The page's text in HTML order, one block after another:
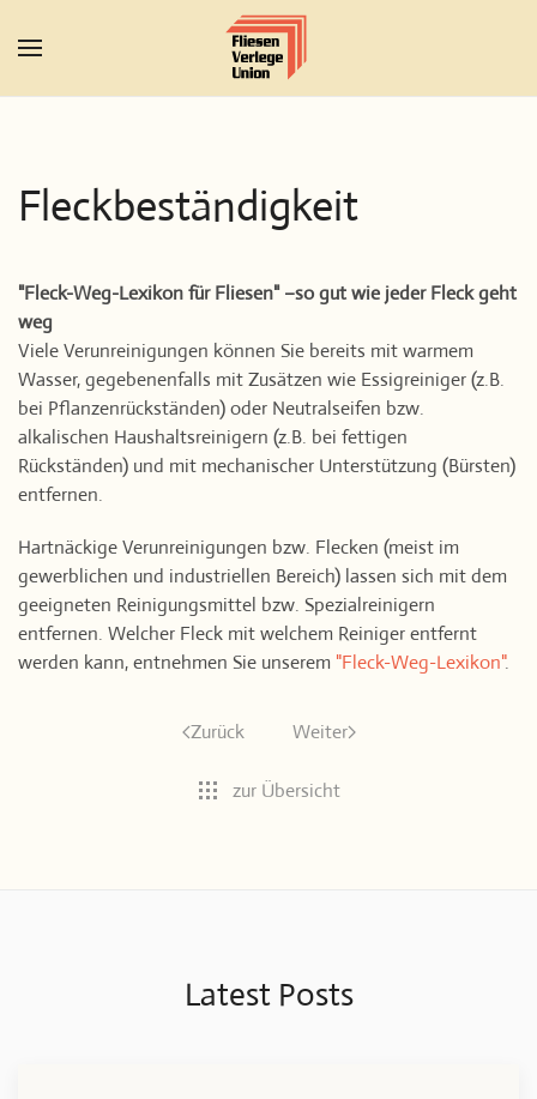
Zum Hauptinhalt springen
Fleckbeständigkeit
"Fleck-Weg-Lexikon für Fliesen" –so gut wie jeder Fleck geht
weg
Viele Verunreinigungen können Sie bereits mit warmem
Wasser, gegebenenfalls mit Zusätzen wie Essigreiniger (z.B.
bei Pflanzenrückständen) oder Neutralseifen bzw.
alkalischen Haushaltsreinigern (z.B. bei fettigen
Rückständen) und mit mechanischer Unterstützung (Bürsten)
entfernen.
Hartnäckige Verunreinigungen bzw. Flecken (meist im
gewerblichen und industriellen Bereich) lassen sich mit dem
geeigneten Reinigungsmittel bzw. Spezialreinigern
entfernen. Welcher Fleck mit welchem Reiniger entfernt
werden kann, entnehmen Sie unserem "Fleck-Weg-Lexikon".
Zurück Weiter
zur Übersicht
Latest Posts